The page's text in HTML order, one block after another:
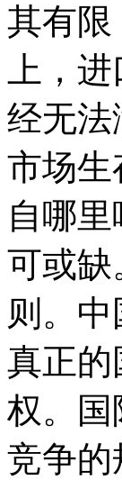
其有限
上，
经无法
市场生
自哪
可或缺
则。
真正的
权。国
竞争的